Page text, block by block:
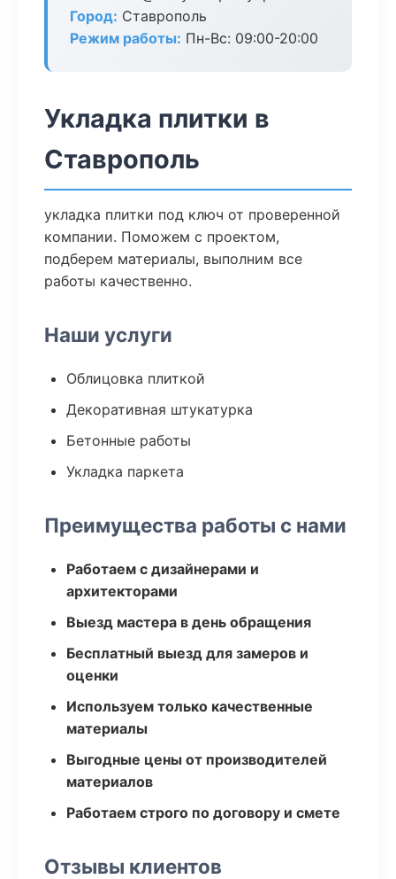
Город: Ставрополь
Режим работы: Пн-Вс: 09:00-20:00
Укладка плитки в
Ставрополь
укладка плитки под ключ от проверенной
компании. Поможем с проектом,
подберем материалы, выполним все
работы качественно.
Наши услуги
Облицовка плиткой
Декоративная штукатурка
Бетонные работы
Укладка паркета
Преимущества работы с нами
Работаем с дизайнерами и
архитекторами
Выезд мастера в день обращения
Бесплатный выезд для замеров и
оценки
Используем только качественные
материалы
Выгодные цены от производителей
материалов
Работаем строго по договору и смете
Отзывы клиентов